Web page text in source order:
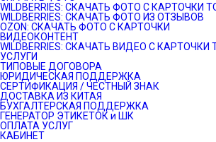
WILDBERRIES: СКАЧАТЬ ФОТО С КАРТОЧКИ
WILDBERRIES: СКАЧАТЬ ФОТО ИЗ ОТЗЫВОВ
OZON: СКАЧАТЬ ФОТО С КАРТОЧКИ
ВИДЕОКОНТЕНТ
WILDBERRIES: СКАЧАТЬ ВИДЕО С КАРТОЧКИ
УСЛУГИ
ТИПОВЫЕ ДОГОВОРА
ЮРИДИЧЕСКАЯ ПОДДЕРЖКА
СЕРТИФИКАЦИЯ / ЧЕСТНЫЙ ЗНАК
ДОСТАВКА ИЗ КИТАЯ
БУХГАЛТЕРСКАЯ ПОДДЕРЖКА
ГЕНЕРАТОР ЭТИКЕТОК и ШК
ОПЛАТА УСЛУГ
КАБИНЕТ